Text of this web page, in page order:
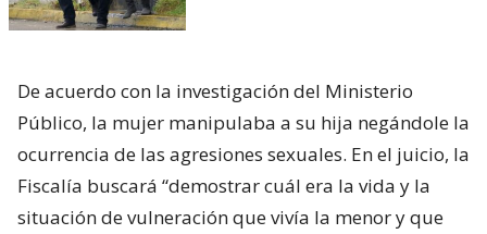
De acuerdo con la investigación del Ministerio
Público, la mujer manipulaba a su hija negándole la
ocurrencia de las agresiones sexuales. En el juicio, la
Fiscalía buscará “demostrar cuál era la vida y la
situación de vulneración que vivía la menor y que